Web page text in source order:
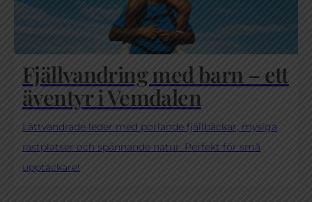
Fjällvandring med barn – ett
äventyr i Vemdalen
Lättvandrade leder med porlande fjällbäckar, mysiga
rastplatser och spännande natur. Perfekt för små
upptäckare!